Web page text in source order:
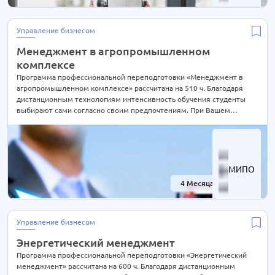
Менеджмент в различных сферах 9 курсов
Металлургия 12 курсов
Нефтегазовое дело
Охрана труда и безопасность 25 курсов
Педагогика 69 курсов
Педагогика профессионального образования 46 курсов
Подъемные сооружения и лифты 8 курсов
Пожарно-технический минимум (ПТМ)
Практическая психология 24 курса
Предметная подготовка учителей 16 курсов
Продукты питания - технология производства 2 курса
Проектирование
Профессии 0 курсов
Психология
Реклама и PR 4 курса
МИПО
4 Месяца
Управление бизнесом
Менеджмент в агропромышленном
комплексе
Программа профессиональной переподготовки «Менеджмент в
агропромышленном комплексе» рассчитана на 510 ч. Благодаря
дистанционным технологиям интенсивность обучения студенты
выбирают сами согласно своим предпочтениям. При Вашем
2 РАЗА! Подробности уточняйте по телефону на сайте или отправьте
нам заявку для консультации.
Управление бизнесом
Энергетический менеджмент
Программа профессиональной переподготовки «Энергетический
менеджмент» рассчитана на 600 ч. Благодаря дистанционным